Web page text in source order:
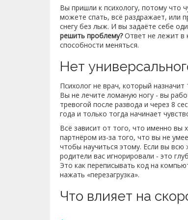
Вы пришли к психологу, потому что
можете спать, всё раздражает, или
снегу без лыж. И вы задаёте себе
решить проблему?Ответ не лежит в
способности меняться.
Нет
Психолог не врач, который
Вы не лечите ломаную ногу - вы
тревогой после развода и через 8
года и только тогда начинает
Всё зависит от того, что именно вы
партнёром из-за того, что вы не
чтобы научиться этому. Если вы
родители вас игнорировали - это
Это как переписывать код на
нажать «перезагрузка».
Что влияет на